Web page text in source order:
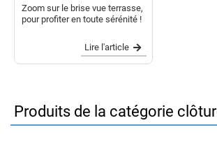
Zoom sur le brise vue terrasse,
pour profiter en toute sérénité !
Lire l'article
Produits de la catégorie